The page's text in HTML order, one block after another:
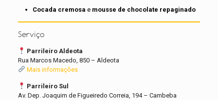
Cocada cremosa e mousse de chocolate repaginado
Serviço
Parrileiro Aldeota
Rua Marcos Macedo, 850 – Aldeota
Mais informações
Parrileiro Sul
Av. Dep. Joaquim de Figueiredo Correia, 194 – Cambeba